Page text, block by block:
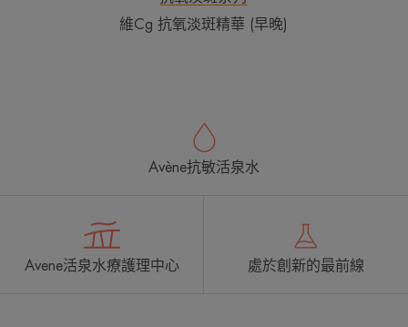
維Cg 抗氧淡斑精華 (早晚)
Avène抗敏活泉水
Avene活泉水療護理中心 處於創新的最前線